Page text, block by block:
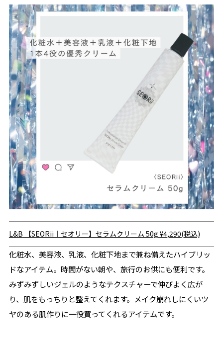
L&B 【SEORii｜セオリー】セラムクリーム 50g ¥4,290(税込)
化粧水、美容液、乳液、化粧下地まで兼ね備えたハイブリッ
ドなアイテム。時間がない朝や、旅行のお供にも便利です。
みずみずしいジェルのようなテクスチャーで伸びよく広が
り、肌をもっちりと整えてくれます。メイク崩れしにくいツ
ヤのある肌作りに一役買ってくれるアイテムです。